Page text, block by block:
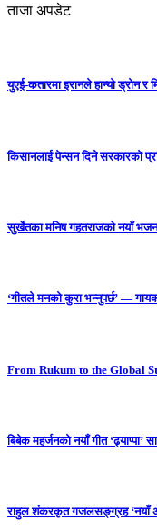
ताजा अपडेट
युएई-कतारमा इरानले हान्यो ड्रोन र
किसानलाई पेन्सन दिने सरकारको
सुर्खेतका मनिष गहतराजको नयाँ भजन
‘गीतले मनको कुरा भन्नुपर्छ’ —
From Rukum to the Global
बिबेक महर्जनको नयाँ गीत ‘ढ्याप्पा’
राहुल शंकरकृत गजलसङ्ग्रह ‘नयाँ